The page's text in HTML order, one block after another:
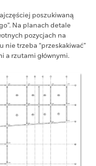
poszukiwaną
Na planach detale
pozycjach na
trzeba “przeskakiwać”
a rzutami głównymi.